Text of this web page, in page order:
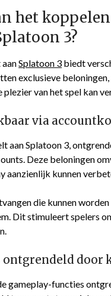
het
3?
aanSplatoon 3 biedt
exclusieve
van het spel kan
via
Splatoon 3,
Deze beloningen
aanzienlijk kunnen
die kunnen
Dit stimuleert spelers
door
gameplay-functies